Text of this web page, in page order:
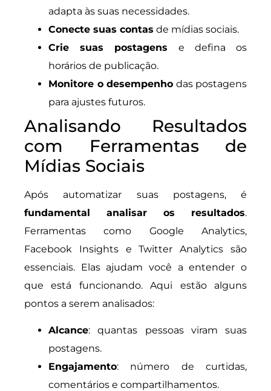
adapta às suas necessidades.
Conecte suas contas de mídias sociais.
Crie suas postagens e defina os
horários de publicação.
Monitore o desempenho das postagens
para ajustes futuros.
Analisando Resultados
com Ferramentas de
Mídias Sociais
Após automatizar suas postagens, é
fundamental analisar os resultados.
Ferramentas como Google Analytics,
Facebook Insights e Twitter Analytics são
essenciais. Elas ajudam você a entender o
que está funcionando. Aqui estão alguns
pontos a serem analisados:
Alcance: quantas pessoas viram suas
postagens.
Engajamento: número de curtidas,
comentários e compartilhamentos.